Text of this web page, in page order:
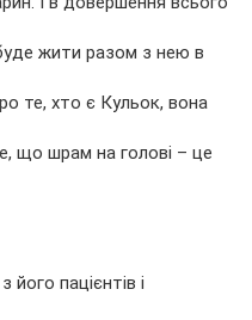
жити разом з нею в
те, хто є Кульок, вона
що шрам на голові – це
пацієнтів і